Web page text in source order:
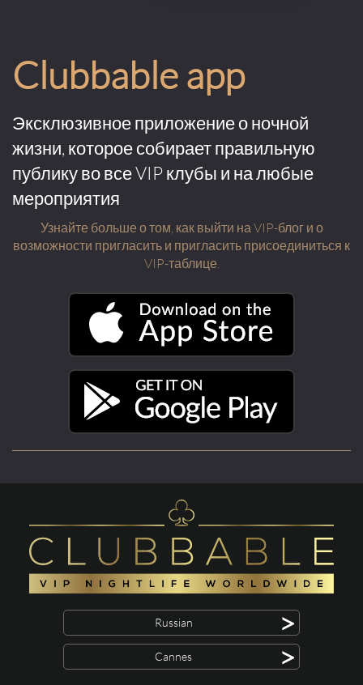
Clubbable app
Эксклюзивное приложение о ночной
жизни, которое собирает правильную
публику во все VIP клубы и на любые
мероприятия
Узнайте больше о том, как выйти на VIP-блог и о
возможности пригласить и пригласить присоединиться к
VIP-таблице.
Russian >
Cannes >